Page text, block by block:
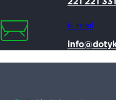
221 221 331
E-mail